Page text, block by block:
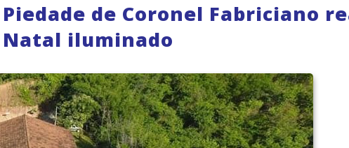
de Coronel Fabriciano
iluminado